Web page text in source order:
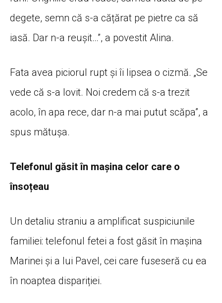
degete, semn că s-a cățărat pe pietre ca să
iasă. Dar n-a reușit…”, a povestit Alina.
Fata avea piciorul rupt și îi lipsea o cizmă. „Se
vede că s-a lovit. Noi credem că s-a trezit
acolo, în apa rece, dar n-a mai putut scăpa”, a
spus mătușa.
Telefonul găsit în mașina celor care o
însoțeau
Un detaliu straniu a amplificat suspiciunile
familiei: telefonul fetei a fost găsit în mașina
Marinei și a lui Pavel, cei care fuseseră cu ea
în noaptea dispariției.